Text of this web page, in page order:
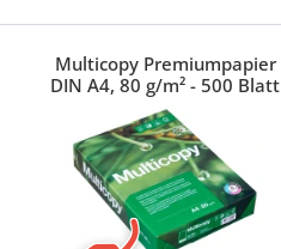
Multicopy Premiumpapier
DIN A4, 80 g/m² - 500 Blatt